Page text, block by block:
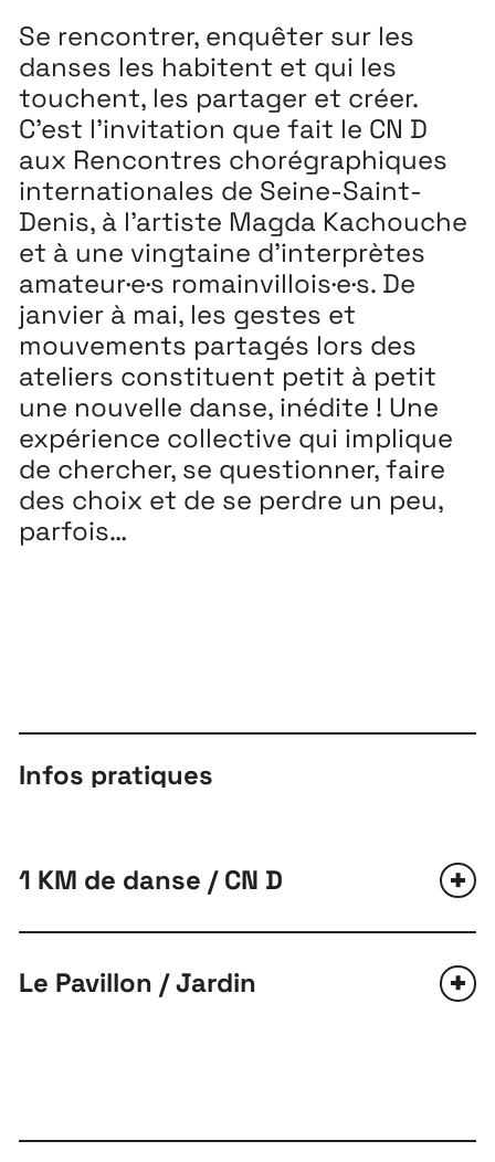
Extensions26
26 JUILLET ↘ 5 SEPTEMBRE
Playground26
3 ↘ 29 NOVEMBRE
Festival26
11 MAI ↘ 13 JUIN
Se rencontrer, enquêter sur les
danses les habitent et qui les
touchent, les partager et créer.
C’est l’invitation que fait le CN D
aux Rencontres chorégraphiques
internationales de Seine-Saint-
Denis, à l’artiste Magda Kachouche
et à une vingtaine d’interprètes
amateur·e·s romainvillois·e·s. De
janvier à mai, les gestes et
mouvements partagés lors des
ateliers constituent petit à petit
une nouvelle danse, inédite ! Une
expérience collective qui implique
de chercher, se questionner, faire
des choix et de se perdre un peu,
parfois…
Infos pratiques
1 KM de danse / CN D
Le Pavillon / Jardin